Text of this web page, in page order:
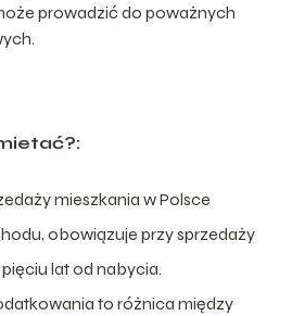
prowadzić do poważnych
mieszkania w Polsce
obowiązuje przy sprzedaży
lat od nabycia.
to różnica między